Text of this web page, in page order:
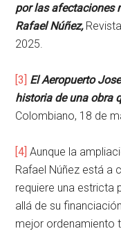
por las afectaciones
Rafael Núñez,
2025.
[3] El Aeropuerto
historia de una obra
Colombiano, 18 de
[4] Aunque la
Rafael Núñez está a
requiere una estricta
allá de su
mejor ordenamiento